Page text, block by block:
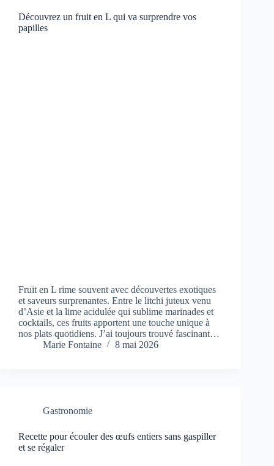
Découvrez un fruit en L qui va surprendre vos
papilles
Fruit en L rime souvent avec découvertes exotiques
et saveurs surprenantes. Entre le litchi juteux venu
d’Asie et la lime acidulée qui sublime marinades et
cocktails, ces fruits apportent une touche unique à
nos plats quotidiens. J’ai toujours trouvé fascinant…
Marie Fontaine
8 mai 2026
Gastronomie
Recette pour écouler des œufs entiers sans gaspiller
et se régaler